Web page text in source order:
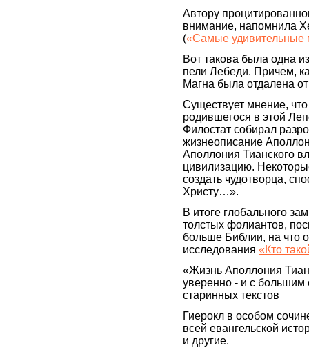
Автору
внимание, напомнила
(«Самые удивительные
Вот такова была одна
пели Лебеди. Причем,
Магна была отдалена
Существует мнение,
родившегося в этой
Филостат собирал
жизнеописание
Аполлония Тианского
цивилизацию.
создать чудотворца,
Христу…».
В итоге глобального
толстых фолиантов,
больше Библии, на что
исследования «Кто
«Жизнь Аполлония
уверенно - и с большим
старинных текстов
Гиерокл в особом
всей евангельской
и другие.